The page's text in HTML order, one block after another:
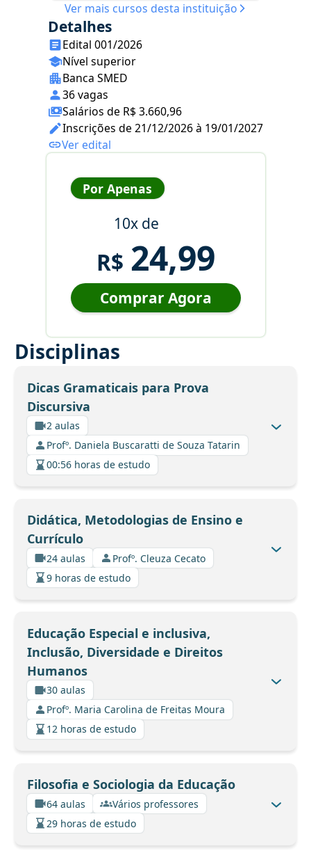
Ver mais cursos desta instituição
Detalhes
Edital 001/2026
Nível superior
Banca SMED
36 vagas
Salários de R$ 3.660,96
Inscrições de 21/12/2026 à 19/01/2027
Ver edital
Por Apenas
10x de
R$ 24,99
Comprar Agora
Disciplinas
Dicas Gramaticais para Prova
Discursiva
2 aulas
Profº. Daniela Buscaratti de Souza Tatarin
00:56 horas de estudo
Didática, Metodologias de Ensino e
Currículo
24 aulas
Profº. Cleuza Cecato
9 horas de estudo
Educação Especial e inclusiva,
Inclusão, Diversidade e Direitos
Humanos
30 aulas
Profº. Maria Carolina de Freitas Moura
12 horas de estudo
Filosofia e Sociologia da Educação
64 aulas
Vários professores
29 horas de estudo